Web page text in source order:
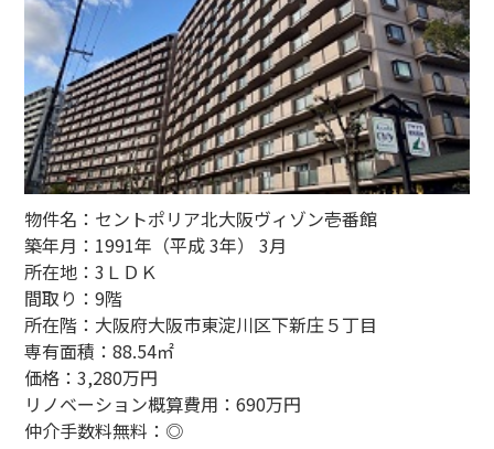
物件名：セントポリア北大阪ヴィゾン壱番館
築年月：1991年（平成 3年） 3月
所在地：3ＬＤＫ
間取り：9階
所在階：大阪府大阪市東淀川区下新庄５丁目
専有面積：88.54㎡
価格：3,280万円
リノベーション概算費用：690万円
仲介手数料無料：◎